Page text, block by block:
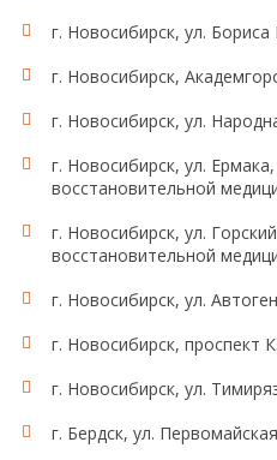
г. Новосибирск, ул.
г. Новосибирск,
г. Новосибирск, ул.
г. Новосибирск, ул.
восстановительной
г. Новосибирск, ул.
восстановительной
г. Новосибирск, ул.
г. Новосибирск, проспект
г. Новосибирск, ул.
г. Бердск, ул.